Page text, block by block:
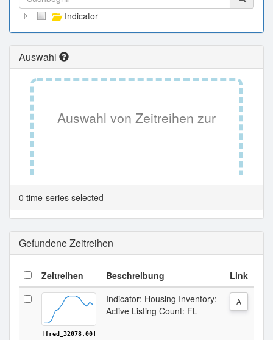
Indicator
Auswahl
Auswahl von Zeitreihen zur
Tabellenansicht.
0 time-series selected
Gefundene Zeitreihen
Zeitreihen Beschreibung Link
[fred_32078.00]
Indicator: Housing Inventory:
Active Listing Count: FL
A